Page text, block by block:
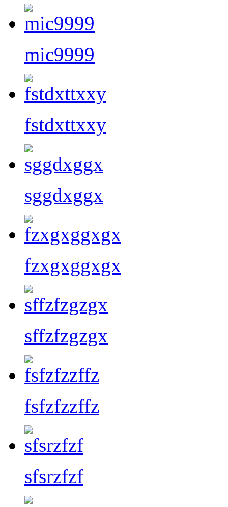
mic9999
fstdxttxxy
sggdxggx
fzxgxggxgx
sffzfzgzgx
fsfzfzzffz
sfsrzfzf